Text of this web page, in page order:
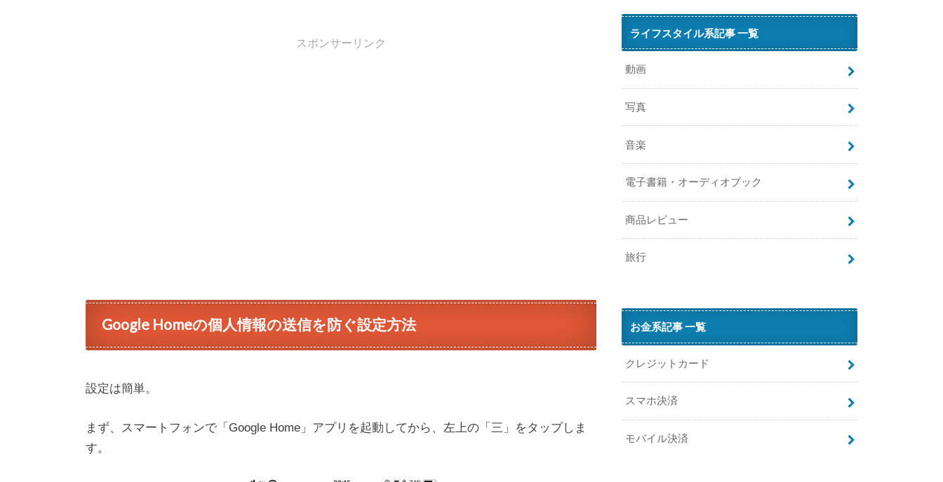
スポンサーリンク
Google Homeの個人情報の送信を防ぐ設定方法
設定は簡単。
まず、スマートフォンで「Google Home」アプリを起動してから、左上の「三」をタップしま
す。
ライフスタイル系記事 一覧
動画
写真
音楽
電子書籍・オーディオブック
商品レビュー
旅行
お金系記事 一覧
クレジットカード
スマホ決済
モバイル決済